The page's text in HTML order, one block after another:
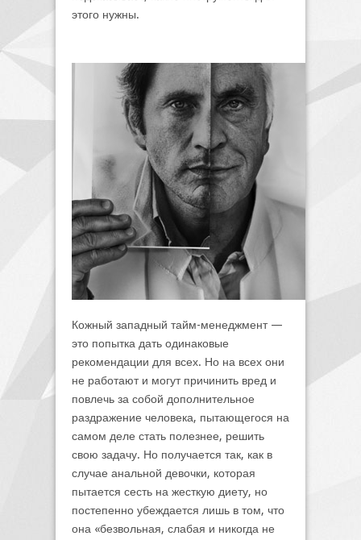
этого нужны.
Кожный западный тайм-менеджмент —
это попытка дать одинаковые
рекомендации для всех. Но на всех они
не работают и могут причинить вред и
повлечь за собой дополнительное
раздражение человека, пытающегося на
самом деле стать полезнее, решить
свою задачу. Но получается так, как в
случае анальной девочки, которая
пытается сесть на жесткую диету, но
постепенно убеждается лишь в том, что
она «безвольная, слабая и никогда не